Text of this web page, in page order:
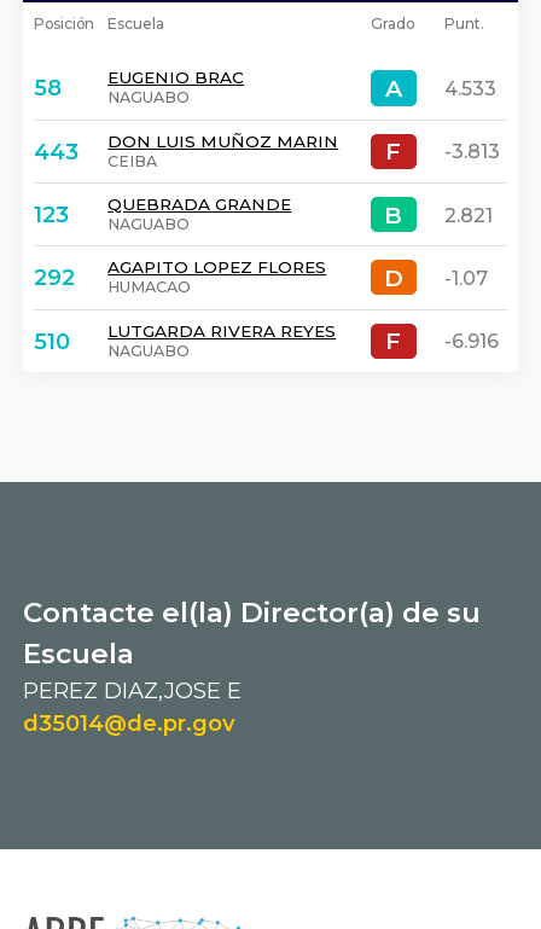
Posición Escuela Grado Punt.
58 EUGENIO BRAC
NAGUABO A
A 4.533
443 DON LUIS MUÑOZ MARIN
CEIBA F
F -3.813
123 QUEBRADA GRANDE
NAGUABO B
B 2.821
292 AGAPITO LOPEZ FLORES
HUMACAO D
D -1.07
510 LUTGARDA RIVERA REYES
NAGUABO F
F -6.916
Contacte el(la) Director(a) de su
Escuela
PEREZ DIAZ,JOSE E
d35014@de.pr.gov